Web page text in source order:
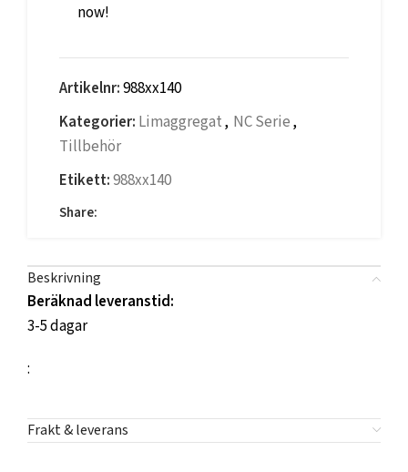
now!
Artikelnr:988xx140
Kategorier: Limaggregat, NC Serie,
Tillbehör
Etikett:988xx140
Share:
Beskrivning
Beräknad leveranstid:
3-5 dagar
:
Frakt & leverans